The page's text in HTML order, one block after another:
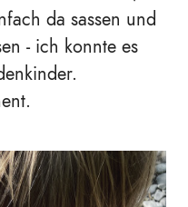
da sassen und
- ich konnte es